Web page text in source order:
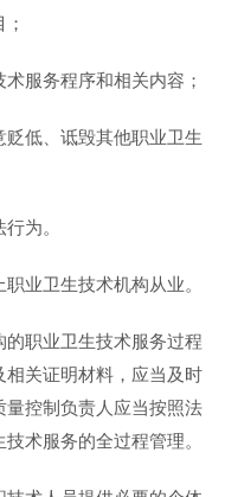
服务程序和相关内容；
贬低、诋毁其他职业卫生
为。
业卫生技术机构从业。
职业卫生技术服务过程
关证明材料，应当及时
控制负责人应当按照法
术服务的全过程管理。